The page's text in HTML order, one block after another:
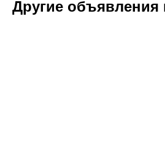
Другие объявления